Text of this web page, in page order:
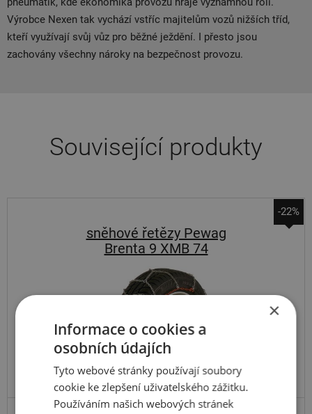
Výrobce Nexen tak vychází vstříc majitelům vozů nižších tříd,
kteří využívají svůj vůz pro běžné ježdění. I přesto jsou
zachovány všechny nároky na bezpečnost provozu.
Související produkty
-22%
sněhové řetězy Pewag
Brenta 9 XMB 74
×
Informace o cookies a
osobních údajích
Tyto webové stránky používají soubory
cookie ke zlepšení uživatelského zážitku.
Používáním našich webových stránek